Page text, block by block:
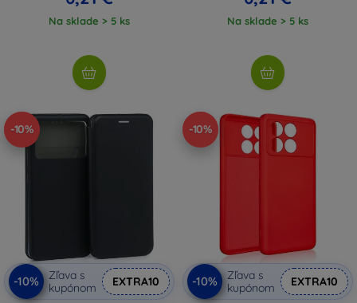
Na sklade > 5 ks Na sklade > 5 ks
-10%
-10%
Zľava s
kupónom
EXTRA10
-10%
-10%
Zľava s
kupónom
EXTRA10